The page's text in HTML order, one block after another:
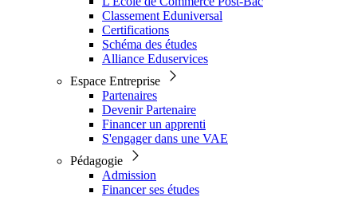
Classement Eduniversal
Certifications
Schéma des études
Alliance Eduservices
Espace Entreprise
Partenaires
Devenir Partenaire
Financer un apprenti
S'engager dans une VAE
Pédagogie
Admission
Financer ses études